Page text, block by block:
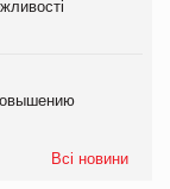
Всі новини